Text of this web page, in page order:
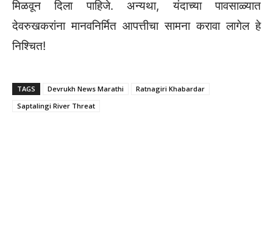
मिळवून दिला पाहिजे. अन्यथा, यंदाच्या पावसाळ्यात
देवरुखकरांना मानवनिर्मित आपत्तीचा सामना करावा लागेल हे
निश्चित!
TAGS Devrukh News Marathi
Ratnagiri Khabardar
Saptalingi River Threat